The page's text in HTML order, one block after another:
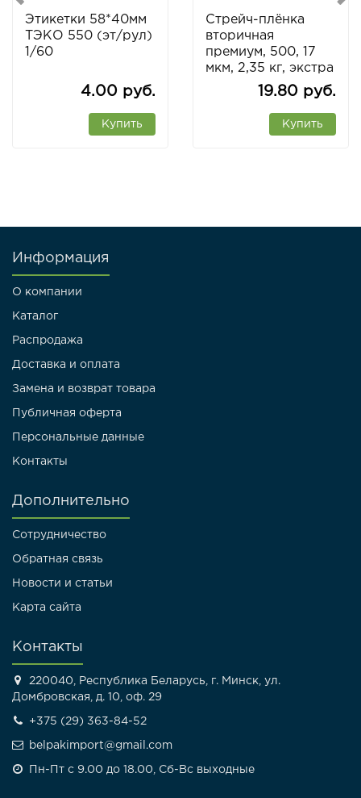
Этикетки 58*40мм
ТЭКО 550 (эт/рул)
1/60
4.00 руб.
Купить
Стрейч-плёнка
вторичная
премиум, 500, 17
мкм, 2,35 кг, экстра
19.80 руб.
Купить
Информация
О компании
Каталог
Распродажа
Доставка и оплата
Замена и возврат товара
Публичная оферта
Персональные данные
Контакты
Дополнительно
Сотрудничество
Обратная связь
Новости и статьи
Карта сайта
Контакты
220040, Республика Беларусь, г. Минск, ул.
Домбровская, д. 10, оф. 29
+375 (29) 363-84-52
belpakimport@gmail.com
Пн-Пт с 9.00 до 18.00, Сб-Вс выходные